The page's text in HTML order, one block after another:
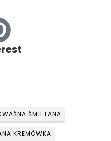
ŚMIETANA
KREMÓWKA